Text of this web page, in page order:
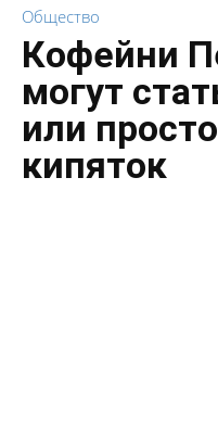
Общество
Кофейни
могут
или
кипяток